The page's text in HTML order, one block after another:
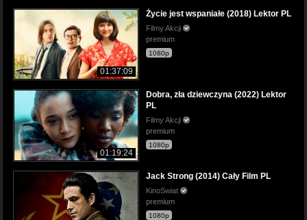
01:37:09
Życie jest wspaniałe (2018) Lektor PL
Filmy Akcji
premium
1080p
01:19:24
Dobra, zła dziewczyna (2022) Lektor
PL
Filmy Akcji
premium
1080p
Jack Strong (2014) Cały Film PL
KinoSwiat
premium
1080p